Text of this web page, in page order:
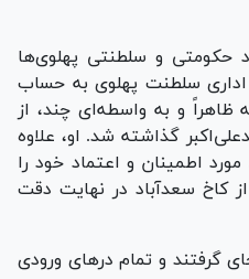
حکومتی و سلطنتی پهلوی‌ها
سلطنت پهلوی به حساب
و به واسطه‌ای چند، از
گذاشته شد. او، علاوه
مورد اطمینان و اعتماد خود را
کاخ سعدآباد در نهایت دقت
گرفتند و تمام در‌های ورودی